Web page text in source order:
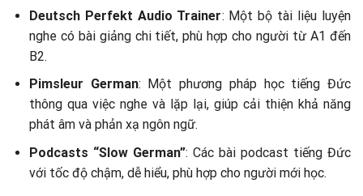
Deutsch Perfekt Audio Trainer: Một bộ tài liệu luyện
nghe có bài giảng chi tiết, phù hợp cho người từ A1 đến
B2.
Pimsleur German: Một phương pháp học tiếng Đức
thông qua việc nghe và lặp lại, giúp cải thiện khả năng
phát âm và phản xạ ngôn ngữ.
Podcasts “Slow German”: Các bài podcast tiếng Đức
với tốc độ chậm, dễ hiểu, phù hợp cho người mới học.